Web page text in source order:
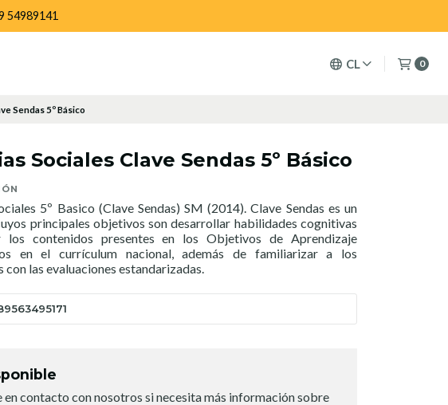
CL 0
54989141
Sendas 5º Básico
Sociales Clave Sendas 5º Básico
5º Basico (Clave Sendas) SM (2014). Clave Sendas es un
principales objetivos son desarrollar habilidades cognitivas
contenidos presentes en los Objetivos de Aprendizaje
en el currículum nacional, además de familiarizar a los
con las evaluaciones estandarizadas.
en contacto con nosotros si necesita más información sobre